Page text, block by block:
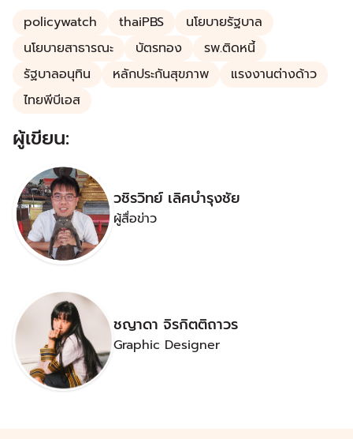
policywatch thaiPBS
นโยบายรัฐบาล
นโยบายสาธารณะ
บัตรทอง
รพ.ติดหนี้
รัฐบาลอนุทิน
หลักประกันสุขภาพ
แรงงานต่างด้าว
ไทยพีบีเอส
ผู้เขียน:
วชิรวิทย์ เลิศบำรุงชัย
ผู้สื่อข่าว
ชญาดา จิรกิตติถาวร
Graphic Designer